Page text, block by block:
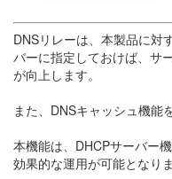
DNSリレーは、本製品に対
バーに指定しておけば、サ
が向上します。
また、DNSキャッシュ機能
本機能は、DHCPサーバー
効果的な運用が可能となりま